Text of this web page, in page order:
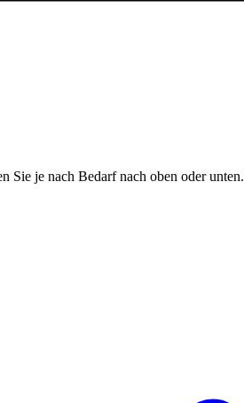
Sie je nach Bedarf nach oben oder unten.